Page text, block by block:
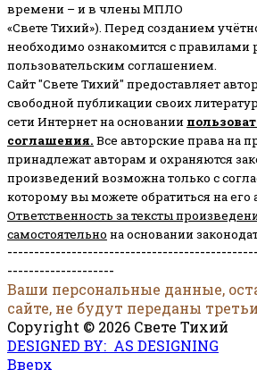
времени – и в члены МПЛО
«Свете Тихий»). Перед созданием
необходимо ознакомится с правилами
пользовательским соглашением.
Сайт "Свете Тихий" предоставляет
свободной публикации своих
сети Интернет на основании
соглашения. Все авторские права на
принадлежат авторам и охраняются
произведений возможна только с
которому вы можете обратиться на его
Ответственность за тексты
самостоятельно на основании
--------------------
Ваши персональные данные,
сайте, не будут переданы
Copyright © 2026 Свете Тихий
DESIGNED BY: AS DESIGNING
Вверх